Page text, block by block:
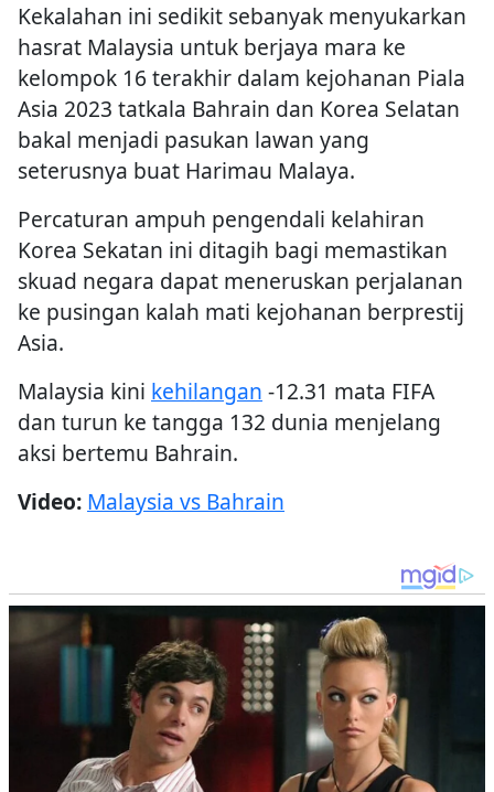
Kekalahan ini sedikit sebanyak menyukarkan
hasrat Malaysia untuk berjaya mara ke
kelompok 16 terakhir dalam kejohanan Piala
Asia 2023 tatkala Bahrain dan Korea Selatan
bakal menjadi pasukan lawan yang
seterusnya buat Harimau Malaya.
Percaturan ampuh pengendali kelahiran
Korea Sekatan ini ditagih bagi memastikan
skuad negara dapat meneruskan perjalanan
ke pusingan kalah mati kejohanan berprestij
Asia.
Malaysia kini kehilangan -12.31 mata FIFA
dan turun ke tangga 132 dunia menjelang
aksi bertemu Bahrain.
Video: Malaysia vs Bahrain